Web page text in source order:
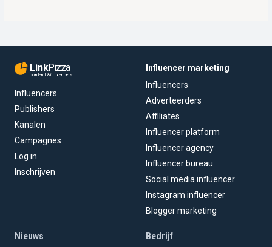
LinkPizza
content & influencers
Influencers
Publishers
Kanalen
Campagnes
Log in
Inschrijven
Influencer marketing
Influencers
Adverteerders
Affiliates
Influencer platform
Influencer agency
Influencer bureau
Social media influencer
Instagram influencer
Blogger marketing
Nieuws Bedrijf